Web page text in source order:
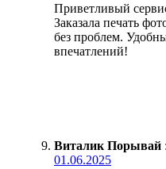
Приветливый
Заказала печать
без проблем.
впечатлений!
Виталик Порывай :
01.06.2025